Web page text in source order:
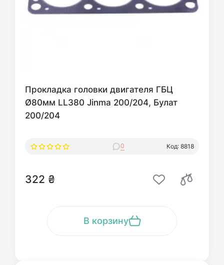
Прокладка головки двигателя ГБЦ
Ø80мм LL380 Jinma 200/204, Булат
200/204
0 Код: 8818
322 ₴
В корзину